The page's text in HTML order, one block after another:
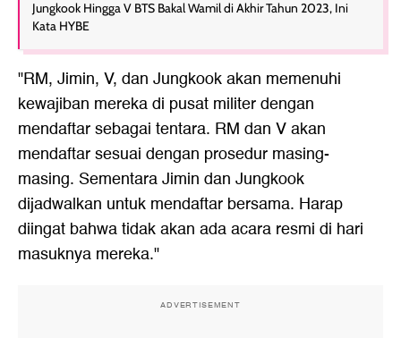
Jungkook Hingga V BTS Bakal Wamil di Akhir Tahun 2023, Ini
Kata HYBE
"RM, Jimin, V, dan Jungkook akan memenuhi
kewajiban mereka di pusat militer dengan
mendaftar sebagai tentara. RM dan V akan
mendaftar sesuai dengan prosedur masing-
masing. Sementara Jimin dan Jungkook
dijadwalkan untuk mendaftar bersama. Harap
diingat bahwa tidak akan ada acara resmi di hari
masuknya mereka."
ADVERTISEMENT